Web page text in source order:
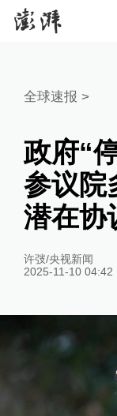
全球速报 >
政府“
参议院
潜在协
许弢/央视新闻
2025-11-10 04:42